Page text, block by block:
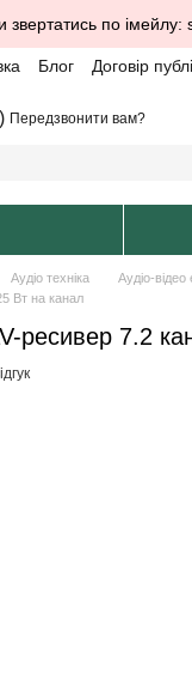
по
Блог Договір
Передзвонити вам?
Аудіо техніка Аудіо-відео
Вт на канал
ресивер 7.2